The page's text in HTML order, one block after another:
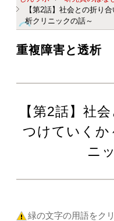
【第2話】社会との折り
析クリニックの話～
重複障害と透析
【第2話】社
つけていくか
ニ
緑の文字の用語をク